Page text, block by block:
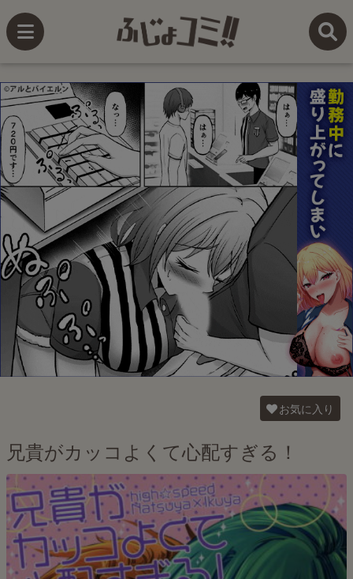
お気に入り
兄貴がカッコよくて心配すぎる！